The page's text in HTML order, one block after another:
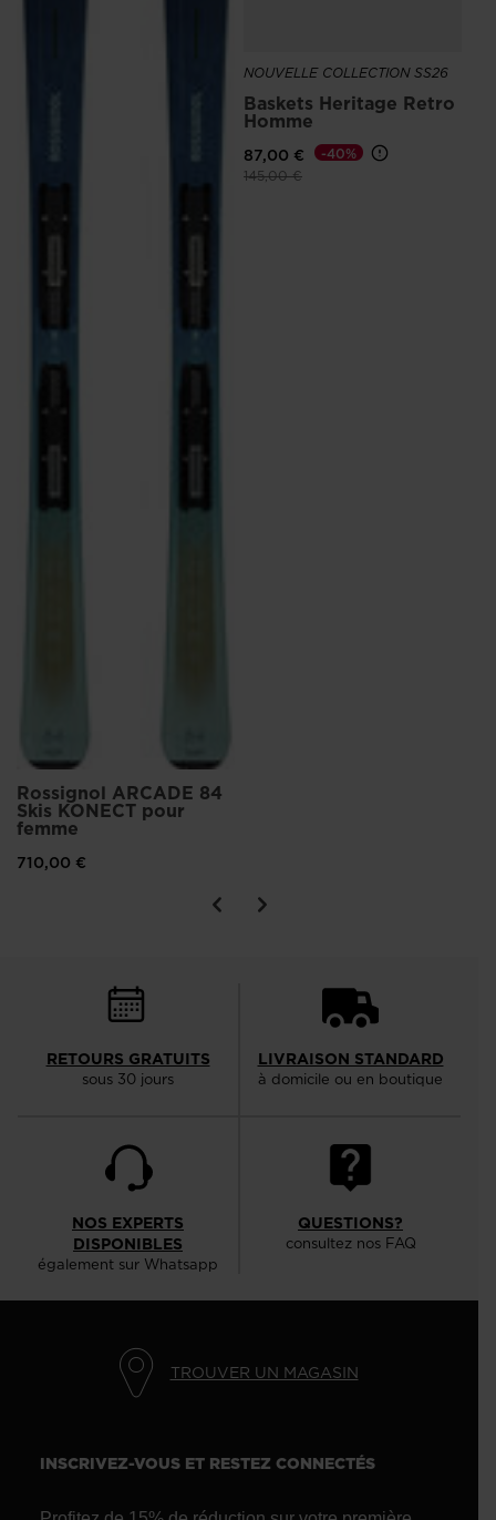
Rossignol ARCADE 84
Skis KONECT pour
femme
710,00 €
NOUVELLE COLLECTION SS26
Baskets Heritage Retro
Homme
87,00 €
Prix réduit de
145,00 €à
-40%
RETOURS GRATUITS
sous 30 jours
LIVRAISON STANDARD
à domicile ou en boutique
NOS EXPERTS
DISPONIBLES
également sur Whatsapp
QUESTIONS?
consultez nos FAQ
TROUVER UN MAGASIN
INSCRIVEZ-VOUS ET RESTEZ CONNECTÉS